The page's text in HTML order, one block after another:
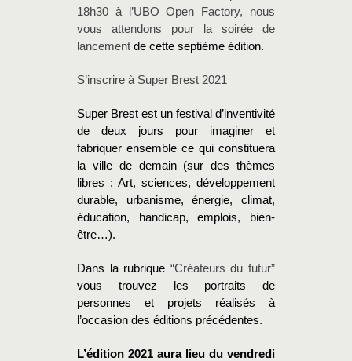
18h30 à l’UBO Open Factory, nous
vous attendons pour la soirée de
lancement de cette septième édition.
S’inscrire à Super Brest 2021
Super Brest est un festival d’inventivité
de deux jours pour imaginer et
fabriquer ensemble ce qui constituera
la ville de demain (sur des thèmes
libres : Art, sciences, développement
durable, urbanisme, énergie, climat,
éducation, handicap, emplois, bien-
être…).
Dans la rubrique “Créateurs du futur”
vous trouvez les portraits de
personnes et projets réalisés à
l’occasion des éditions précédentes.
L’édition 2021 aura lieu du vendredi